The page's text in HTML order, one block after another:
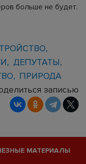
больше не будет.
ДЕПУТАТЫ
ПРИРОДА
записью
МАТЕРИАЛЫ